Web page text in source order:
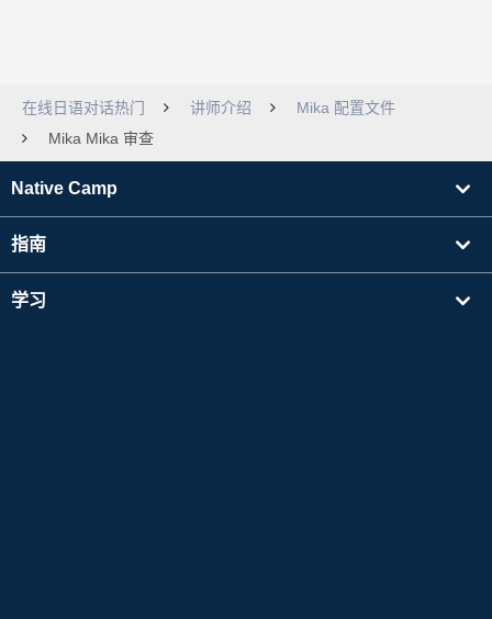
在线日语对话热门 讲师介绍
Mika 配置文件
Mika Mika 审查
Native Camp
指南
学习